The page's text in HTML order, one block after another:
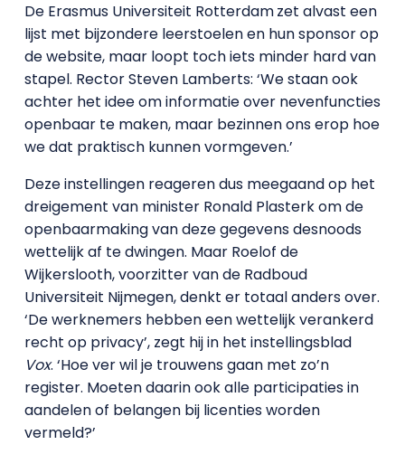
De Erasmus Universiteit Rotterdamzet alvast een
lijst met bijzondere leerstoelen en hun sponsor op
de website, maar loopt toch iets minder hard van
stapel. Rector Steven Lamberts: ‘We staan ook
achter het idee om informatie over nevenfuncties
openbaar te maken, maar bezinnen ons erop hoe
we dat praktisch kunnen vormgeven.’
Deze instellingen reageren dus meegaand op het
dreigement van minister Ronald Plasterk om de
openbaarmaking van deze gegevens desnoods
wettelijk af te dwingen. Maar Roelof de
Wijkerslooth, voorzitter van de Radboud
Universiteit Nijmegen, denkt er totaal anders over.
‘De werknemers hebben een wettelijk verankerd
recht op privacy’, zegt hij in het instellingsblad
Vox. ‘Hoe ver wil je trouwens gaan met zo’n
register. Moeten daarin ook alle participaties in
aandelen of belangen bij licenties worden
vermeld?’